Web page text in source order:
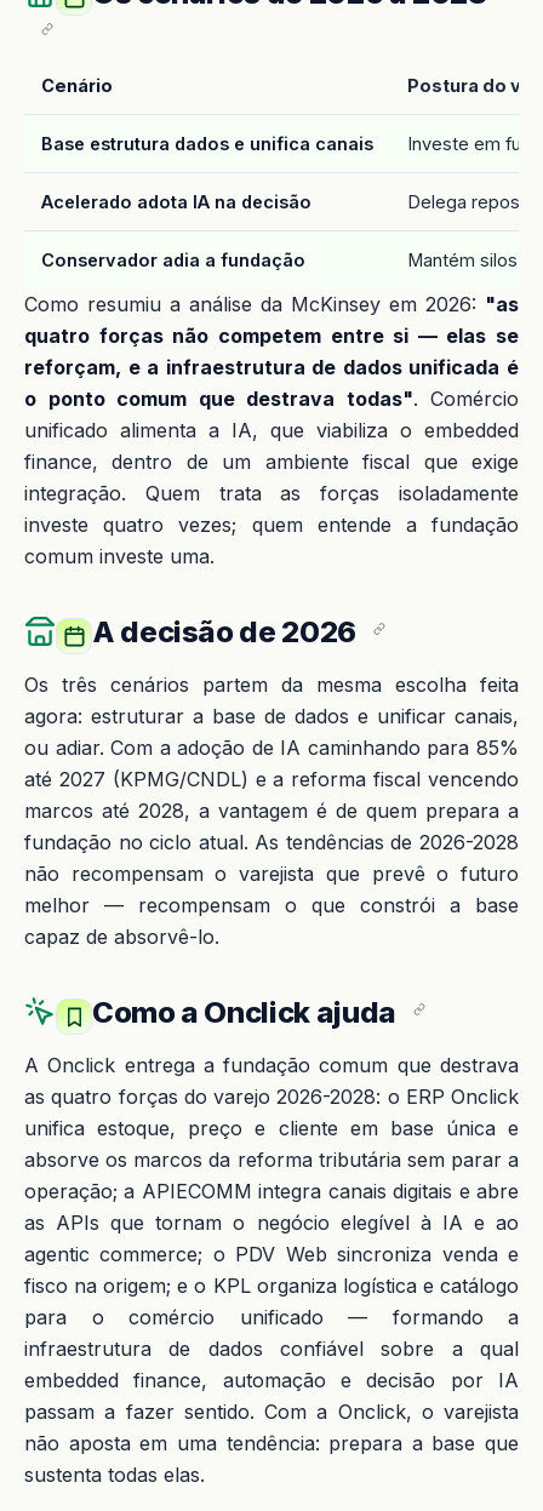
Cenário Postura do
Base estrutura dados e unifica canais Investe em
Acelerado adota IA na decisão Delega
Conservador adia a fundação Mantém silos e
Como resumiu a análise da McKinsey em 2026: "as
quatro forças não competem entre si — elas se
reforçam, e a infraestrutura de dados unificada é
o ponto comum que destrava todas". Comércio
unificado alimenta a IA, que viabiliza o embedded
finance, dentro de um ambiente fiscal que exige
integração. Quem trata as forças isoladamente
investe quatro vezes; quem entende a fundação
comum investe uma.
A decisão de 2026
Os três cenários partem da mesma escolha feita
agora: estruturar a base de dados e unificar canais,
ou adiar. Com a adoção de IA caminhando para 85%
até 2027 (KPMG/CNDL) e a reforma fiscal vencendo
marcos até 2028, a vantagem é de quem prepara a
fundação no ciclo atual. As tendências de 2026-2028
não recompensam o varejista que prevê o futuro
melhor — recompensam o que constrói a base
capaz de absorvê-lo.
Como a Onclick ajuda
A Onclick entrega a fundação comum que destrava
as quatro forças do varejo 2026-2028: o ERP Onclick
unifica estoque, preço e cliente em base única e
absorve os marcos da reforma tributária sem parar a
operação; a APIECOMM integra canais digitais e abre
as APIs que tornam o negócio elegível à IA e ao
agentic commerce; o PDV Web sincroniza venda e
fisco na origem; e o KPL organiza logística e catálogo
para o comércio unificado — formando a
infraestrutura de dados confiável sobre a qual
embedded finance, automação e decisão por IA
passam a fazer sentido. Com a Onclick, o varejista
não aposta em uma tendência: prepara a base que
sustenta todas elas.